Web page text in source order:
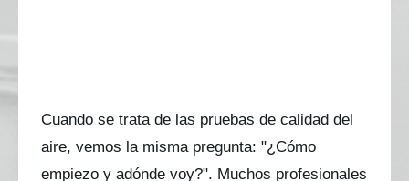
Cuando se trata de las pruebas de calidad del
aire, vemos la misma pregunta: "¿Cómo
empiezo y adónde voy?". Muchos profesionales